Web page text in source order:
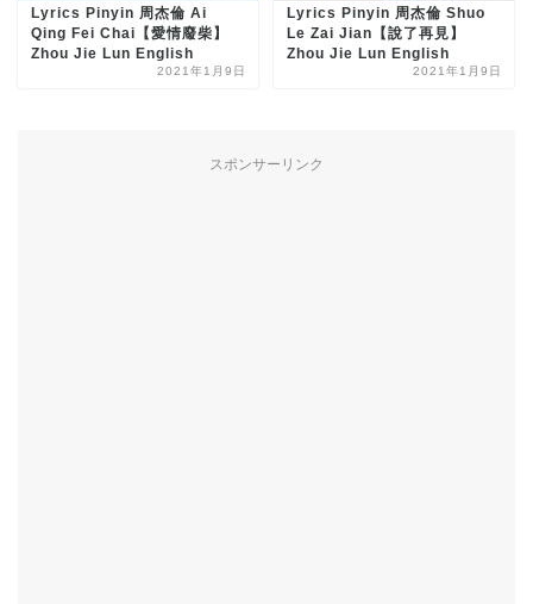
Lyrics Pinyin 周杰倫 Ai
Qing Fei Chai【愛情廢柴】
Zhou Jie Lun English
2021年1月9日
Lyrics Pinyin 周杰倫 Shuo
Le Zai Jian【說了再見】
Zhou Jie Lun English
2021年1月9日
スポンサーリンク